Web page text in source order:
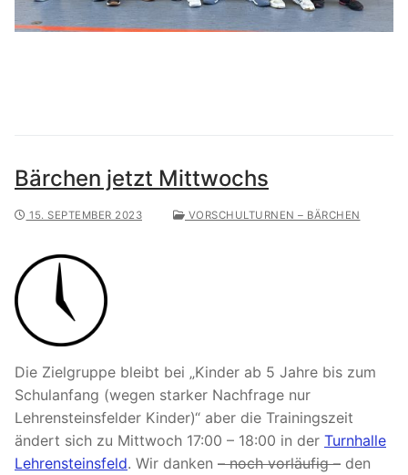
Bärchen jetzt Mittwochs
15. SEPTEMBER 2023 VORSCHULTURNEN – BÄRCHEN
Die Zielgruppe bleibt bei „Kinder ab 5 Jahre bis zum
Schulanfang (wegen starker Nachfrage nur
Lehrensteinsfelder Kinder)“ aber die Trainingszeit
ändert sich zu Mittwoch 17:00 – 18:00 in der Turnhalle
Lehrensteinsfeld. Wir danken – noch vorläufig – den